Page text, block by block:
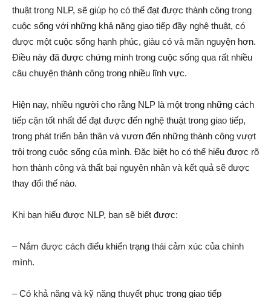
thuật trong NLP, sẽ giúp họ có thể đạt được thành công trong
cuộc sống với những khả năng giao tiếp đầy nghệ thuật, có
được một cuộc sống hạnh phúc, giàu có và mãn nguyện hơn.
Điều này đã được chứng minh trong cuộc sống qua rất nhiều
câu chuyện thành công trong nhiều lĩnh vực.
Hiện nay, nhiều người cho rằng NLP là một trong những cách
tiếp cận tốt nhất để đạt được đến nghệ thuật trong giao tiếp,
trong phát triển bản thân và vươn đến những thành công vượt
trội trong cuộc sống của mình. Đặc biệt họ có thể hiểu được rõ
hơn thành công và thất bại nguyên nhân và kết quả sẽ được
thay đổi thế nào.
Khi bạn hiểu được NLP, bạn sẽ biết được:
– Nắm được cách điểu khiển trạng thái cảm xúc của chính
mình.
– Có khả năng và kỹ năng thuyết phục trong giao tiếp